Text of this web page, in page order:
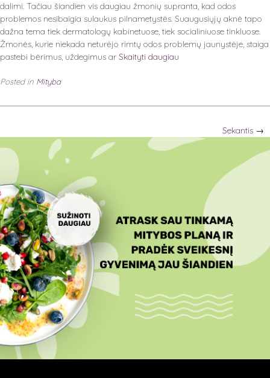
dalimi. Tačiau šiandien vis daugiau žmonių supranta, kad odos
problemos nesibaigia sulaukus pilnametystės. Suaugusiųjų aknė tapo
dažna tema tiek dermatologų kabinetuose, tiek socialiniuose tinkluose.
Žmonės, kurie niekada neturėjo rimtų odos problemų jaunystėje, staiga
pastebi bėrimus, uždegimus ar Skaityti daugiau
Posted in Mityba
Sekantis →